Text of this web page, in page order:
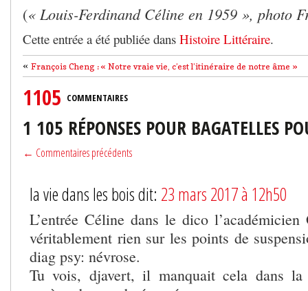
(« Louis-Ferdinand Céline en 1959 », photo
Cette entrée a été publiée dans Histoire Littéraire.
« François Cheng : « Notre vraie vie, c’est l’itinéraire de notre âme »
1105 COMMENTAIRES
1 105 RÉPONSES POUR BAGATELLES
← Commentaires précédents
la vie dans les bois dit: 23 mars 2017 à 12h50
L’entrée Céline dans le dico l’académicien
véritablement rien sur les points de
diag psy: névrose.
Tu vois, djavert, il manquait cela dans la